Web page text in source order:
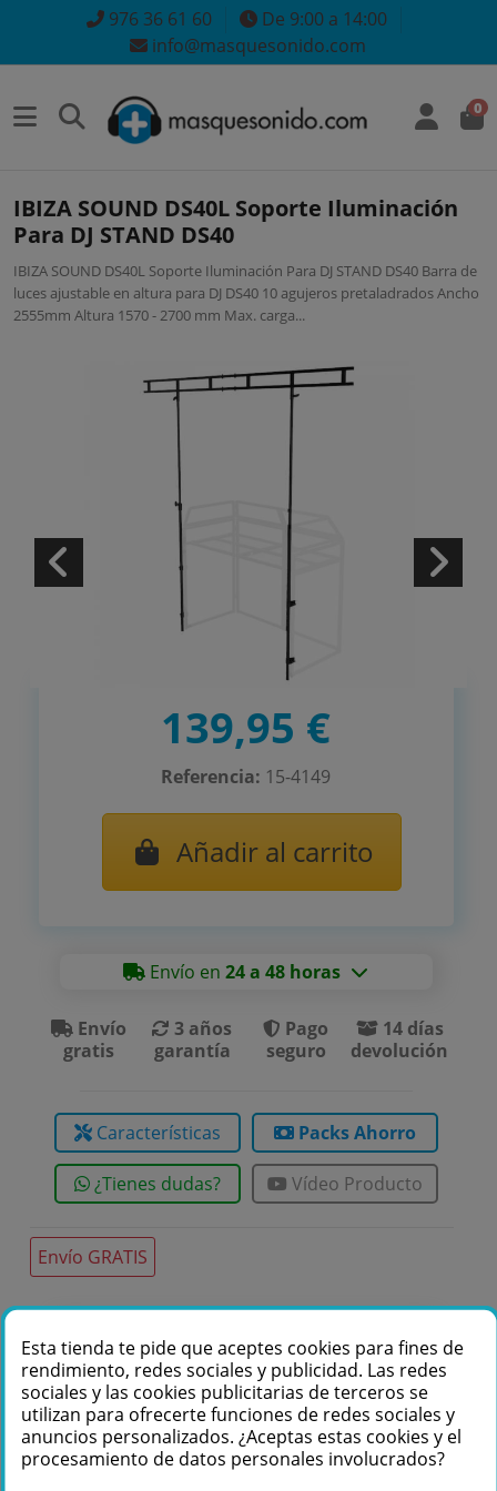
976 36 61 60
De 9:00 a 14:00
info@masquesonido.com
0
IBIZA SOUND DS40L Soporte Iluminación
Para DJ STAND DS40
IBIZA SOUND DS40L Soporte Iluminación Para DJ STAND DS40 Barra de
luces ajustable en altura para DJ DS40 10 agujeros pretaladrados Ancho
2555mm Altura 1570 - 2700 mm Max. carga...
Envío GRATIS
Te podemos ayudar
+34 976 36 61 60
139,95 €
Referencia: 15-4149
Añadir al carrito
Envío en24 a 48 horas
Envío
gratis
3 años
garantía
Pago
seguro
14 días
devolución
Características Packs Ahorro
¿Tienes dudas? Vídeo Producto
Esta tienda te pide que aceptes cookies para fines de
rendimiento, redes sociales y publicidad. Las redes
sociales y las cookies publicitarias de terceros se
utilizan para ofrecerte funciones de redes sociales y
anuncios personalizados. ¿Aceptas estas cookies y el
procesamiento de datos personales involucrados?